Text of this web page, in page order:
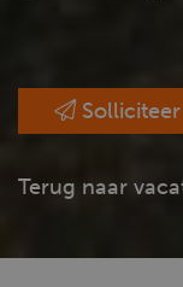
Solliciteer
Terug naar